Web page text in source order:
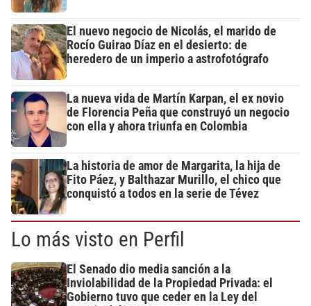
El nuevo negocio de Nicolás, el marido de
Rocío Guirao Díaz en el desierto: de
heredero de un imperio a astrofotógrafo
La nueva vida de Martín Karpan, el ex novio
de Florencia Peña que construyó un negocio
con ella y ahora triunfa en Colombia
La historia de amor de Margarita, la hija de
Fito Páez, y Balthazar Murillo, el chico que
conquistó a todos en la serie de Tévez
Lo más visto en Perfil
El Senado dio media sanción a la
Inviolabilidad de la Propiedad Privada: el
Gobierno tuvo que ceder en la Ley del